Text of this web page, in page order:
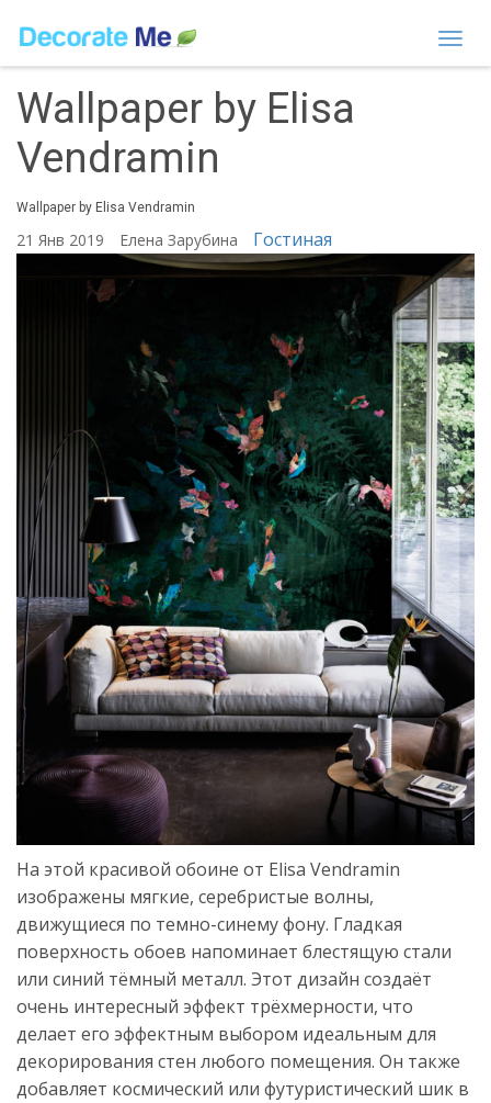
Wallpaper by Elisa
Vendramin
Wallpaper by Elisa Vendramin
21 Янв 2019 Елена Зарубина Гостиная
На этой красивой обоине от Elisa Vendramin
изображены мягкие, серебристые волны,
движущиеся по темно-синему фону. Гладкая
поверхность обоев напоминает блестящую стали
или синий тёмный металл. Этот дизайн создаёт
очень интересный эффект трёхмерности, что
делает его эффектным выбором идеальным для
декорирования стен любого помещения. Он также
добавляет космический или футуристический шик в